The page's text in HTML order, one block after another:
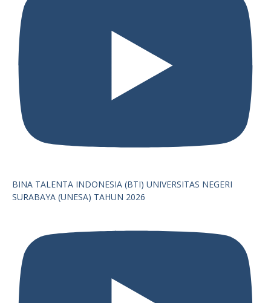
BINA TALENTA INDONESIA (BTI) UNIVERSITAS NEGERI
SURABAYA (UNESA) TAHUN 2026